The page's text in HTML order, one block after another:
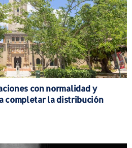
con normalidad y
completar la distribución